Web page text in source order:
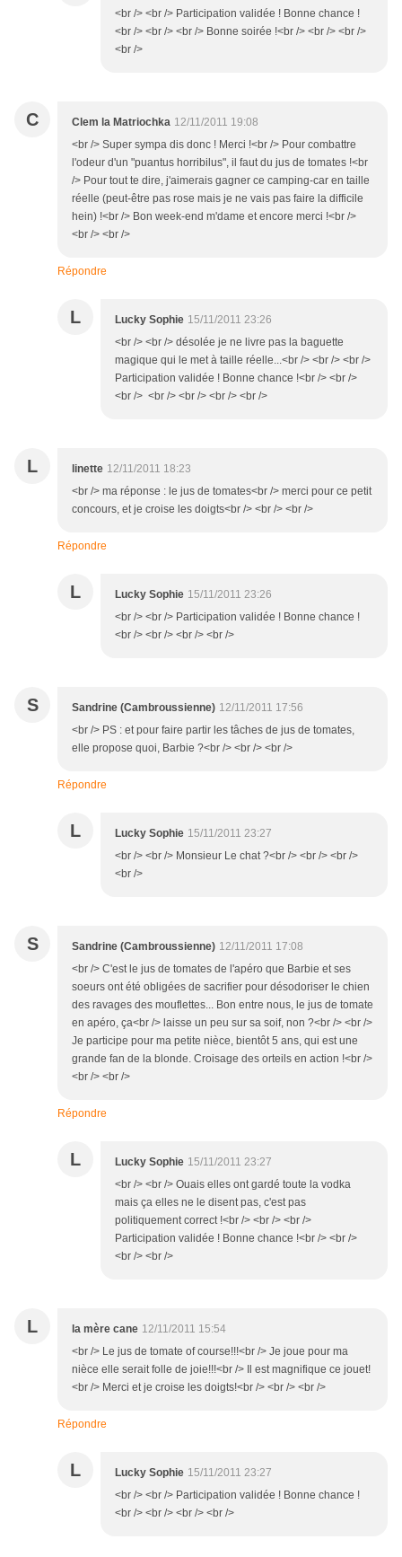
<br /> <br /> Participation validée ! Bonne chance !
<br /> <br /> <br /> Bonne soirée !<br /> <br /> <br />
<br />
C Clem la Matriochka 12/11/2011 19:08
<br /> Super sympa dis donc ! Merci !<br /> Pour combattre
l'odeur d'un "puantus horribilus", il faut du jus de tomates !<br
/> Pour tout te dire, j'aimerais gagner ce camping-car en taille
réelle (peut-être pas rose mais je ne vais pas faire la difficile
hein) !<br /> Bon week-end m'dame et encore merci !<br />
<br /> <br />
Répondre
L Lucky Sophie 15/11/2011 23:26
<br /> <br /> désolée je ne livre pas la baguette
magique qui le met à taille réelle...<br /> <br /> <br />
Participation validée ! Bonne chance !<br /> <br />
<br /> <br /> <br /> <br /> <br />
L linette 12/11/2011 18:23
<br /> ma réponse : le jus de tomates<br /> merci pour ce petit
concours, et je croise les doigts<br /> <br /> <br />
Répondre
L Lucky Sophie 15/11/2011 23:26
<br /> <br /> Participation validée ! Bonne chance !
<br /> <br /> <br /> <br />
S Sandrine (Cambroussienne) 12/11/2011 17:56
<br /> PS : et pour faire partir les tâches de jus de tomates,
elle propose quoi, Barbie ?<br /> <br /> <br />
Répondre
L Lucky Sophie 15/11/2011 23:27
<br /> <br /> Monsieur Le chat ?<br /> <br /> <br />
<br />
S Sandrine (Cambroussienne) 12/11/2011 17:08
<br /> C'est le jus de tomates de l'apéro que Barbie et ses
soeurs ont été obligées de sacrifier pour désodoriser le chien
des ravages des mouflettes... Bon entre nous, le jus de tomate
en apéro, ça<br /> laisse un peu sur sa soif, non ?<br /> <br />
Je participe pour ma petite nièce, bientôt 5 ans, qui est une
grande fan de la blonde. Croisage des orteils en action !<br />
<br /> <br />
Répondre
L Lucky Sophie 15/11/2011 23:27
<br /> <br /> Ouais elles ont gardé toute la vodka
mais ça elles ne le disent pas, c'est pas
politiquement correct !<br /> <br /> <br />
Participation validée ! Bonne chance !<br /> <br />
<br /> <br />
L la mère cane 12/11/2011 15:54
<br /> Le jus de tomate of course!!!<br /> Je joue pour ma
nièce elle serait folle de joie!!!<br /> Il est magnifique ce jouet!
<br /> Merci et je croise les doigts!<br /> <br /> <br />
Répondre
L Lucky Sophie 15/11/2011 23:27
<br /> <br /> Participation validée ! Bonne chance !
<br /> <br /> <br /> <br />